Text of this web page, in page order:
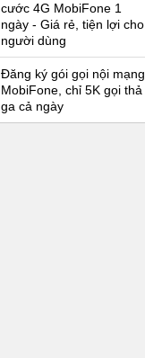
cước 4G MobiFone 1
ngày - Giá rẻ, tiện lợi cho
người dùng
Đăng ký gói gọi nội mạng
MobiFone, chỉ 5K gọi thả
ga cả ngày